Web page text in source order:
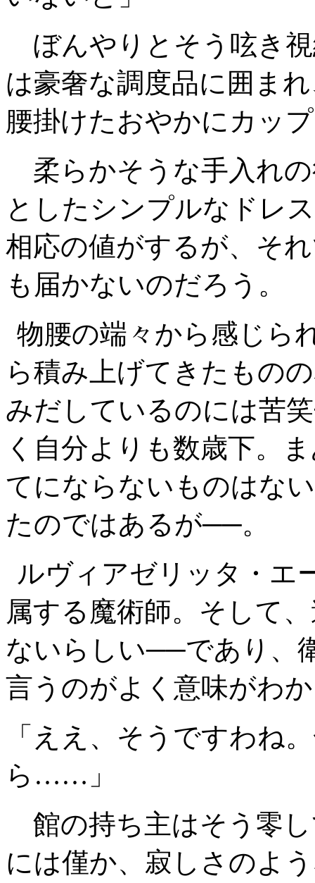
ぼんやりとそう呟き
は豪奢な調度品に囲ま
腰掛けたおやかにカッ
柔らかそうな手入れ
としたシンプルなドレ
相応の値がするが、そ
も届かないのだろう。
物腰の端々から感じら
ら積み上げてきたもの
みだしているのには苦
く自分よりも数歳下。
てにならないものはな
たのではあるが──。
ルヴィアゼリッタ・エ
属する魔術師。そして
ないらしい──であり、
言うのがよく意味がわ
「ええ、そうですわね
ら……」
館の持ち主はそう零
には僅か、寂しさのよ